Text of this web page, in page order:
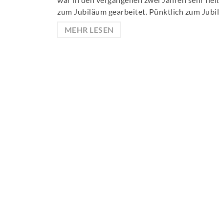
zum Jubiläum gearbeitet. Pünktlich zum
MEHR LESEN